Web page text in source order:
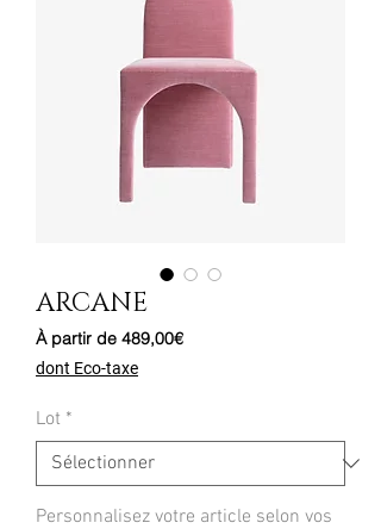
ARCANE
À partir de 489,00€Prix
dont Eco-taxe
Lot *
Personnalisez votre article selon vos